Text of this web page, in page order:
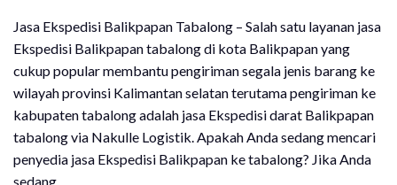
Jasa Ekspedisi Balikpapan Tabalong – Salah satu layanan jasa
Ekspedisi Balikpapan tabalong di kota Balikpapan yang
cukup popular membantu pengiriman segala jenis barang ke
wilayah provinsi Kalimantan selatan terutama pengiriman ke
kabupaten tabalong adalah jasa Ekspedisi darat Balikpapan
tabalong via Nakulle Logistik. Apakah Anda sedang mencari
penyedia jasa Ekspedisi Balikpapan ke tabalong? Jika Anda
sedang